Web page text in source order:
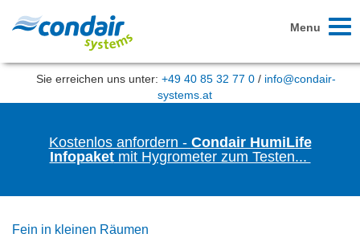
Menu
Sie erreichen uns unter: +49 40 85 32 77 0 / info@condair-
systems.at
Kostenlos anfordern - Condair HumiLife
Infopaketmit Hygrometer zum Testen...
Fein in kleinen Räumen